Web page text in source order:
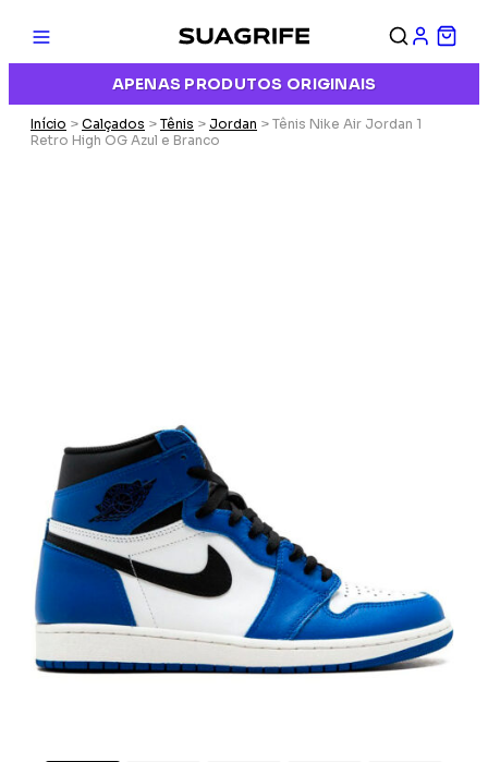
APENAS PRODUTOS ORIGINAIS
Início > Calçados > Tênis > Jordan > Tênis Nike Air Jordan 1
Retro High OG Azul e Branco